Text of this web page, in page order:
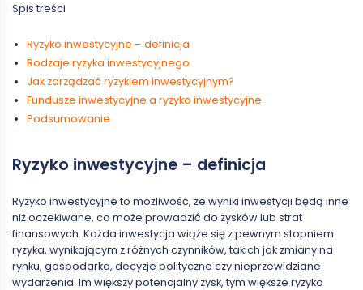
Spis treści
Ryzyko inwestycyjne – definicja
Rodzaje ryzyka inwestycyjnego
Jak zarządzać ryzykiem inwestycyjnym?
Fundusze inwestycyjne a ryzyko inwestycyjne
Podsumowanie
Ryzyko inwestycyjne – definicja
Ryzyko inwestycyjne to możliwość, że wyniki inwestycji będą inne
niż oczekiwane, co może prowadzić do zysków lub strat
finansowych. Każda inwestycja wiąże się z pewnym stopniem
ryzyka, wynikającym z różnych czynników, takich jak zmiany na
rynku, gospodarka, decyzje polityczne czy nieprzewidziane
wydarzenia. Im większy potencjalny zysk, tym większe ryzyko